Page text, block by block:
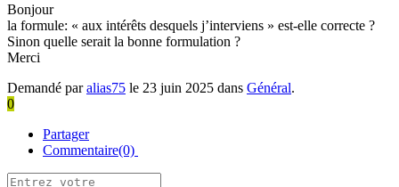
Bonjour
la formule: « aux intérêts desquels j’interviens » est-elle correcte ?
Sinon quelle serait la bonne formulation ?
Merci
Demandé paralias75 le 23 juin 2025 dans Général.
0
Partager
Commentaire(0)